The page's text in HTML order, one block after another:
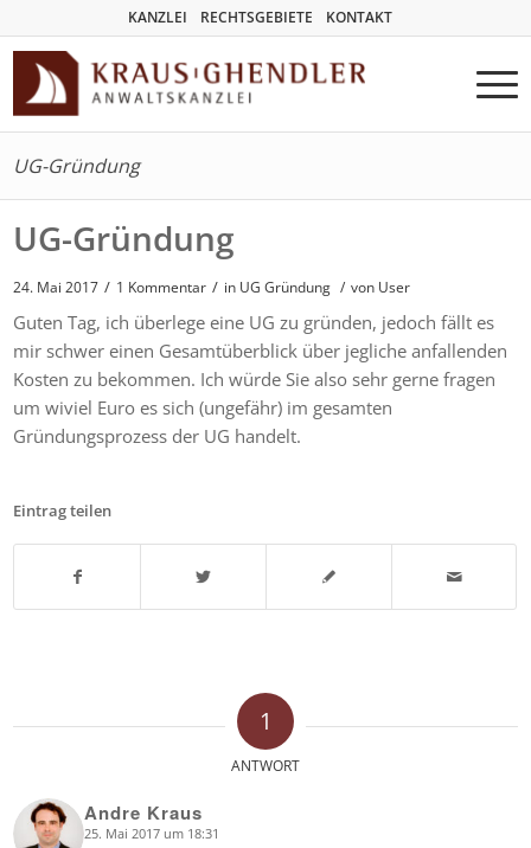
KANZLEI RECHTSGEBIETE KONTAKT
UG-Gründung
UG-Gründung
24. Mai 2017 / 1 Kommentar / in UG Gründung / von User
Guten Tag, ich überlege eine UG zu gründen, jedoch fällt es
mir schwer einen Gesamtüberblick über jegliche anfallenden
Kosten zu bekommen. Ich würde Sie also sehr gerne fragen
um wiviel Euro es sich (ungefähr) im gesamten
Gründungsprozess der UG handelt.
Eintrag teilen
1
ANTWORT
Andre Kraus
says: 25. Mai 2017 um 18:31